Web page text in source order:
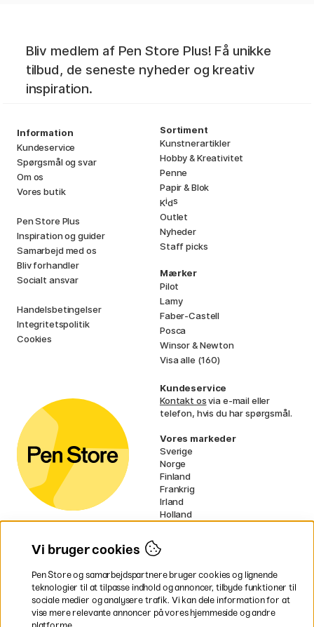
Bliv medlem af Pen Store Plus! Få unikke
tilbud, de seneste nyheder og kreativ
inspiration.
Information
Kundeservice
Spørgsmål og svar
Om os
Vores butik
Pen Store Plus
Inspiration og guider
Samarbejd med os
Bliv forhandler
Socialt ansvar
Handelsbetingelser
Integritetspolitik
Cookies
Sortiment
Kunstnerartikler
Hobby & Kreativitet
Penne
Papir & Blok
Kids
Outlet
Nyheder
Staff picks
Mærker
Pilot
Lamy
Faber-Castell
Posca
Winsor & Newton
Visa alle (160)
Kundeservice
Kontakt osvia e-mail eller
telefon, hvis du har spørgsmål.
Vores markeder
Sverige
Norge
Finland
Frankrig
Irland
Holland
EU
* Specifikkefragtvilkår gælder for
voluminøse varer.
Vi bruger cookies
Pen Store og samarbejdspartnere bruger cookies og lignende
teknologier til at tilpasse indhold og annoncer, tilbyde funktioner til
sociale medier og analysere trafik. Vi kan dele information for at
vise mere relevante annoncer på vores hjemmeside og andre